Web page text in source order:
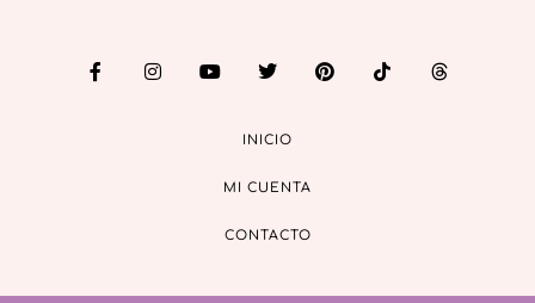
INICIO
MI CUENTA
CONTACTO